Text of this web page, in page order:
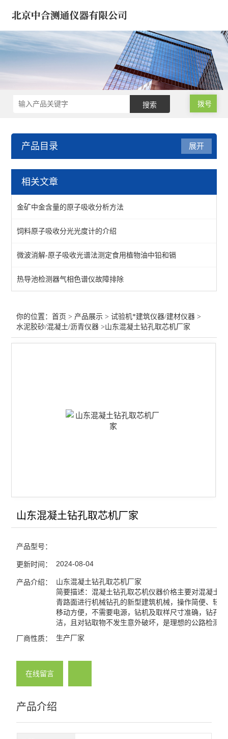
拨号
产品目录
试验机*建筑仪器/建材仪器
胶合板/木板静曲强度试验
展开
相关文章
金矿中金含量的原子吸收分析方法
饲料原子吸收分光光度计的介绍
微波消解-原子吸收光谱法测定食用植物油中铅和镉
热导池检测器气相色谱仪故障排除
你的位置：首页 > 产品展示 >试验机*建筑仪器/建材仪器 >
水泥胶砂/混凝土/沥青仪器 >山东混凝土钻孔取芯机厂家
山东混凝土钻孔取芯机厂家
产品型号：
更新时间： 2024-08-04
产品介绍：
山东混凝土钻孔取芯机厂家
简要描述：混凝土钻孔取芯机仪器价格主要对混凝土
青路面进行机械钻孔的新型建筑机械，操作简便、轻
移动方便，不需要电源，钻机及取样尺寸准确，钻孔
洁，且对钻取物不发生意外破坏，是理想的公路检测
厂商性质： 生产厂家
在线留言
产品介绍